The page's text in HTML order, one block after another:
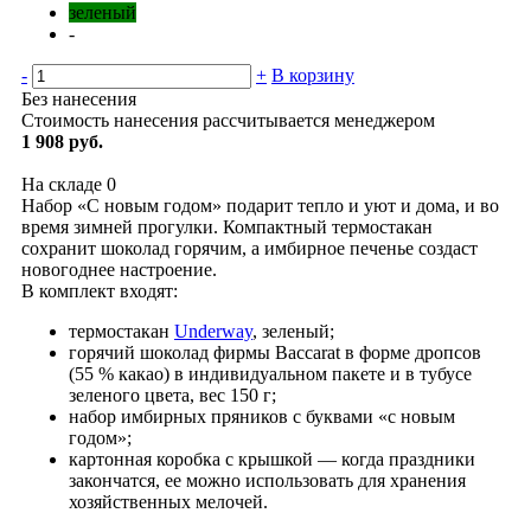
зеленый
-
- + В корзину
Без нанесения
Стоимость нанесения рассчитывается менеджером
1 908 руб.
На складе 0
Набор «С новым годом» подарит тепло и уют и дома, и во
время зимней прогулки. Компактный термостакан
сохранит шоколад горячим, а имбирное печенье создаст
новогоднее настроение.
В комплект входят:
термостакан Underway, зеленый;
горячий шоколад фирмы Baccarat в форме дропсов
(55 % какао) в индивидуальном пакете и в тубусе
зеленого цвета, вес 150 г;
набор имбирных пряников с буквами «с новым
годом»;
картонная коробка с крышкой — когда праздники
закончатся, ее можно использовать для хранения
хозяйственных мелочей.